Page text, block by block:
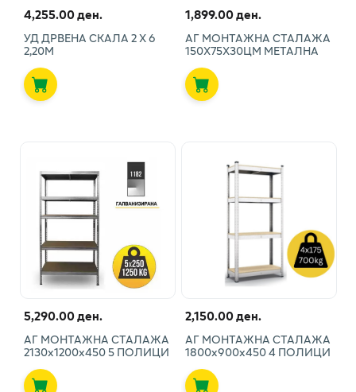
4,255.00 ден.
УД ДРВЕНА СКАЛА 2 X 6
2,20М
1,899.00 ден.
АГ МОНТАЖНА СТАЛАЖА
150Х75Х30ЦМ МЕТАЛНА
5,290.00 ден.
АГ МОНТАЖНА СТАЛАЖА
2130х1200х450 5 ПОЛИЦИ
2,150.00 ден.
АГ МОНТАЖНА СТАЛАЖА
1800х900х450 4 ПОЛИЦИ